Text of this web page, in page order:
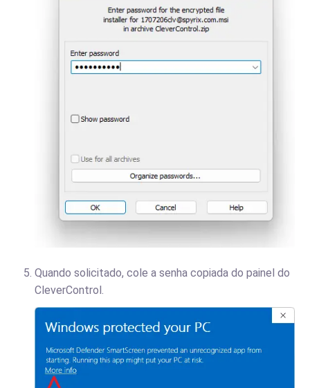
Quando solicitado, cole a senha copiada do painel do
CleverControl.